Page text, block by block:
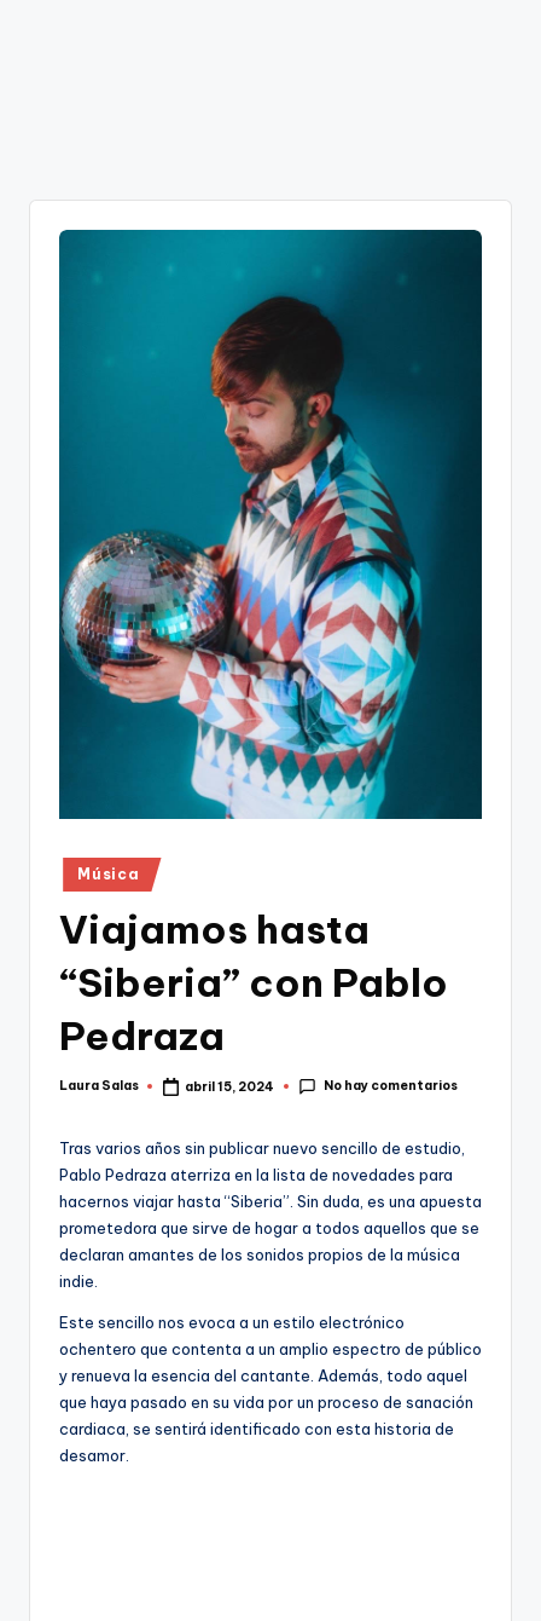
Publicado
en
Música
Viajamos hasta
“Siberia” con Pablo
Pedraza
Publicado
Laura Salas abril 15, 2024 No hay comentarios
Tras varios años sin publicar nuevo sencillo de estudio,
Pablo Pedraza aterriza en la lista de novedades para
hacernos viajar hasta “Siberia”. Sin duda, es una apuesta
prometedora que sirve de hogar a todos aquellos que se
declaran amantes de los sonidos propios de la música
indie.
Este sencillo nos evoca a un estilo electrónico
ochentero que contenta a un amplio espectro de público
y renueva la esencia del cantante. Además, todo aquel
que haya pasado en su vida por un proceso de sanación
cardiaca, se sentirá identificado con esta historia de
desamor.